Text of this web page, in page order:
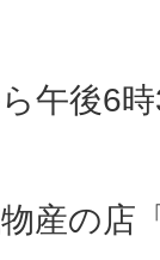
午後6
産の店